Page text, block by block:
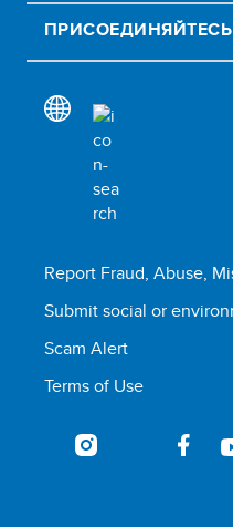
ПРИСОЕДИНЯЙТЕСЬ
Report Fraud, Abuse,
Submit social or
Scam Alert
Terms of Use